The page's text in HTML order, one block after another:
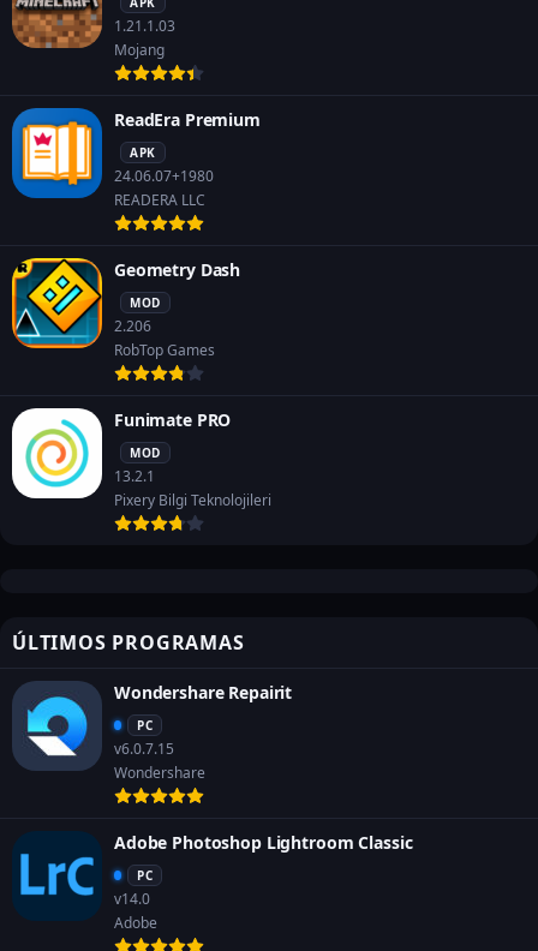
1.21.1.03
Mojang
ReadEra Premium
APK
24.06.07+1980
READERA LLC
Geometry Dash
MOD
2.206
RobTop Games
Funimate PRO
MOD
13.2.1
Pixery Bilgi Teknolojileri
ÚLTIMOS PROGRAMAS
Wondershare Repairit
PC
v6.0.7.15
Wondershare
Adobe Photoshop Lightroom Classic
PC
v14.0
Adobe